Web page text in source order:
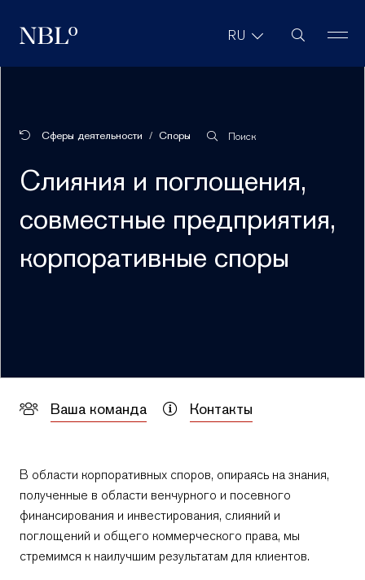
New Balkans Law Office RU Поиск на
Сферы деятельности Споры Поиск
Слияния и поглощения,
совместные предприятия,
корпоративные споры
Ваша команда Контакты
В области корпоративных споров, опираясь на знания,
полученные в области венчурного и посевного
финансирования и инвестирования, слияний и
поглощений и общего коммерческого права, мы
стремимся к наилучшим результатам для клиентов.